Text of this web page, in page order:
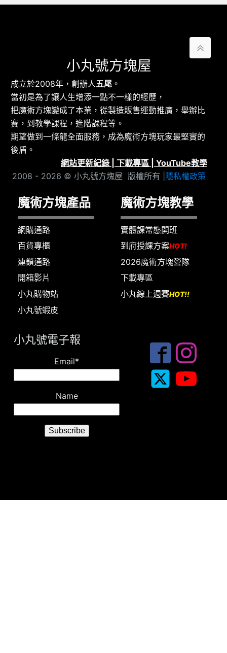
小丸號方塊屋
成立於2008年，創辦人五尾 。
當初是為了讓人生增添一點不一樣的經歷，
把魔術方塊變成了本業，從製造販售運動推廣，舉辦比
賽，到教學課程，進階課程等。
期望做到一條龍全面服務，成為魔術方塊玩家最堅實的
後盾。
網站更新紀錄
下載專區
YouTube教學
2008 - 2026 © 小丸號方塊屋 版權所有 | 隱私權政策
魔術方塊產品
網購通路
百貨專櫃
連鎖通路
開箱影片
小丸購物站
小丸號蝦皮
魔術方塊教學
實體課常態開班
到府授課方案HOT!
2026魔術方塊營隊
下載專區
小丸線上週賽HOT!!
小丸號電子報
Email*
Name